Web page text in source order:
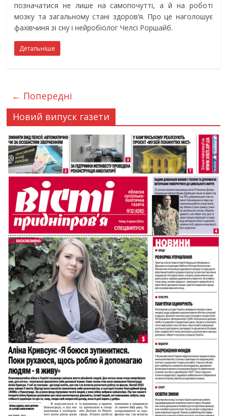
позначатися не лише на самопочутті, а й на роботі
мозку та загальному стані здоров’я. Про це наголошує
фахівчиня зі сну і нейробіолог Челсі Роршайб.
Детальніше
← Попередні
Новий випуск газети